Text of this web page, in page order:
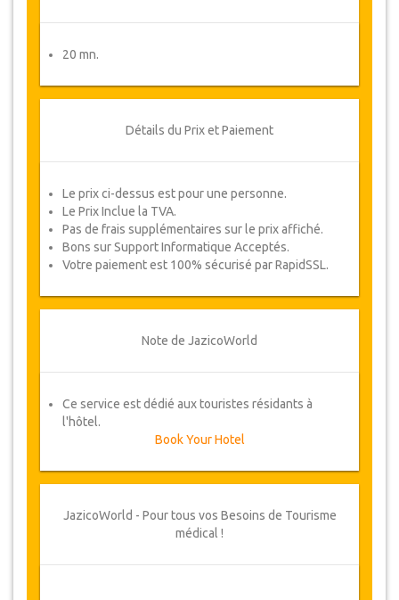
20 mn.
Détails du Prix et Paiement
Le prix ci-dessus est pour une personne.
Le Prix Inclue la TVA.
Pas de frais supplémentaires sur le prix affiché.
Bons sur Support Informatique Acceptés.
Votre paiement est 100% sécurisé par RapidSSL.
Note de JazicoWorld
Ce service est dédié aux touristes résidants à
l'hôtel.
Book Your Hotel
JazicoWorld - Pour tous vos Besoins de Tourisme
médical !